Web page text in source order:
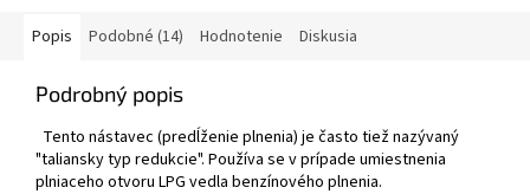
Popis Podobné (14) Hodnotenie Diskusia
Podrobný popis
Tento nástavec (predĺženie plnenia) je často tiež nazývaný
"taliansky typ redukcie". Používa se v prípade umiestnenia
plniaceho otvoru LPG vedla benzínového plnenia.